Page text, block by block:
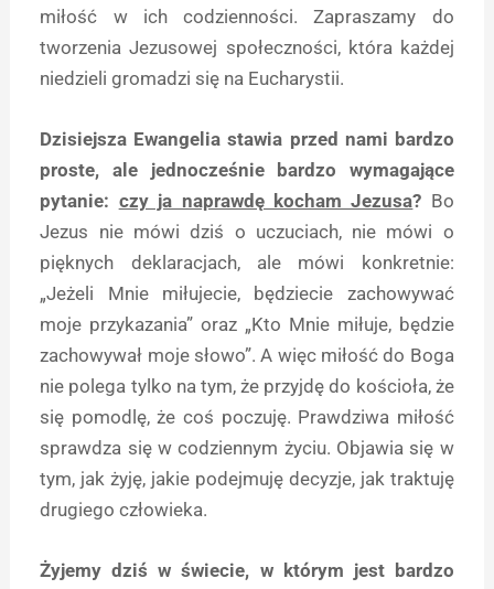
miłość w ich codzienności. Zapraszamy do
tworzenia Jezusowej społeczności, która każdej
niedzieli gromadzi się na Eucharystii.
Dzisiejsza Ewangelia stawia przed nami bardzo
proste, ale jednocześnie bardzo wymagające
pytanie: czy ja naprawdę kocham Jezusa? Bo
Jezus nie mówi dziś o uczuciach, nie mówi o
pięknych deklaracjach, ale mówi konkretnie:
„Jeżeli Mnie miłujecie, będziecie zachowywać
moje przykazania” oraz „Kto Mnie miłuje, będzie
zachowywał moje słowo”. A więc miłość do Boga
nie polega tylko na tym, że przyjdę do kościoła, że
się pomodlę, że coś poczuję. Prawdziwa miłość
sprawdza się w codziennym życiu. Objawia się w
tym, jak żyję, jakie podejmuję decyzje, jak traktuję
drugiego człowieka.
Żyjemy dziś w świecie, w którym jest bardzo